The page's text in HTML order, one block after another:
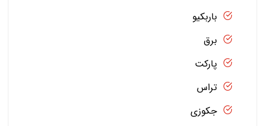
باربکیو
برق
پارکت
تراس
جکوزی